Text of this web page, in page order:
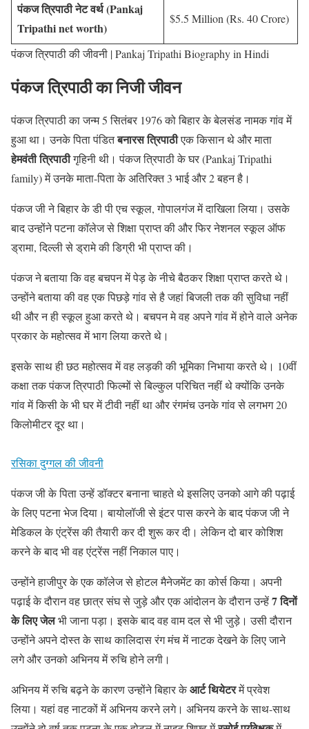
पंकज त्रिपाठी नेट वर्थ (Pankaj
Tripathi net worth)
$5.5 Million (Rs. 40 Crore)
पंकज त्रिपाठी की जीवनी | Pankaj Tripathi Biography in Hindi
पंकज त्रिपाठी का निजी जीवन
पंकज त्रिपाठी का जन्म 5 सितंबर 1976 को बिहार के बेलसंड नामक गांव में
हुआ था। उनके पिता पंडितबनारस त्रिपाठीएक किसान थे और माता
हेमवंती त्रिपाठीगृहिनी थी। पंकज त्रिपाठी के घर (Pankaj Tripathi
family) में उनके माता-पिता के अतिरिक्त 3 भाई और 2 बहन है।
पंकज जी ने बिहार के डी पी एच स्कूल, गोपालगंज में दाखिला लिया। उसके
बाद उन्होंने पटना कॉलेज से शिक्षा प्राप्त की और फिर नेशनल स्कूल ऑफ
ड्रामा, दिल्ली से ड्रामे की डिग्री भी प्राप्त की।
पंकज ने बताया कि वह बचपन में पेड़ के नीचे बैठकर शिक्षा प्राप्त करते थे।
उन्होंने बताया की वह एक पिछड़े गांव से है जहां बिजली तक की सुविधा नहीं
थी और न ही स्कूल हुआ करते थे। बचपन मे वह अपने गांव में होने वाले अनेक
प्रकार के महोत्सव में भाग लिया करते थे।
इसके साथ ही छठ महोत्सव में वह लड़की की भूमिका निभाया करते थे। 10वीं
कक्षा तक पंकज त्रिपाठी फिल्मों से बिल्कुल परिचित नहीं थे क्योंकि उनके
गांव में किसी के भी घर में टीवी नहीं था और रंगमंच उनके गांव से लगभग 20
किलोमीटर दूर था।
रसिका दुग्गल की जीवनी
पंकज जी के पिता उन्हें डॉक्टर बनाना चाहते थे इसलिए उनको आगे की पढ़ाई
के लिए पटना भेज दिया। बायोलॉजी से इंटर पास करने के बाद पंकज जी ने
मेडिकल के एंट्रेंस की तैयारी कर दी शुरू कर दी। लेकिन दो बार कोशिश
करने के बाद भी वह एंट्रेंस नहीं निकाल पाए।
उन्होंने हाजीपुर के एक कॉलेज से होटल मैनेजमेंट का कोर्स किया। अपनी
पढ़ाई के दौरान वह छात्र संघ से जुड़े और एक आंदोलन के दौरान उन्हें7 दिनों
के लिए जेलभी जाना पड़ा। इसके बाद वह वाम दल से भी जुड़े। उसी दौरान
उन्होंने अपने दोस्त के साथ कालिदास रंग मंच में नाटक देखने के लिए जाने
लगे और उनको अभिनय में रुचि होने लगी।
अभिनय में रुचि बढ़ने के कारण उन्होंने बिहार केआर्ट थियेटरमें प्रवेश
लिया। यहां वह नाटकों में अभिनय करने लगे। अभिनय करने के साथ-साथ